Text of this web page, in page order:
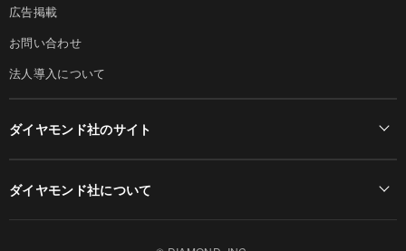
広告掲載
お問い合わせ
法人導入について
ダイヤモンド社のサイト
ダイヤモンド社について